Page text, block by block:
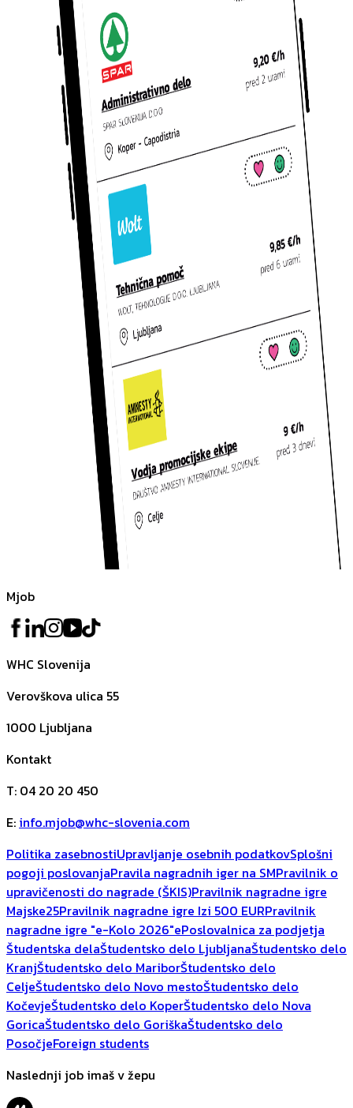
Mjob
WHC Slovenija
Verovškova ulica 55
1000 Ljubljana
Kontakt
T: 04 20 20 450
E: info.mjob@whc-slovenia.com
Politika zasebnostiUpravljanje osebnih podatkovSplošni
pogoji poslovanjaPravila nagradnih iger na SMPravilnik o
upravičenosti do nagrade (ŠKIS)Pravilnik nagradne igre
Majske25Pravilnik nagradne igre Izi 500 EURPravilnik
nagradne igre "e-Kolo 2026"ePoslovalnica za podjetja
Študentska delaŠtudentsko delo LjubljanaŠtudentsko delo
KranjŠtudentsko delo MariborŠtudentsko delo
CeljeŠtudentsko delo Novo mestoŠtudentsko delo
KočevjeŠtudentsko delo KoperŠtudentsko delo Nova
GoricaŠtudentsko delo GoriškaŠtudentsko delo
PosočjeForeign students
Naslednji job imaš v žepu